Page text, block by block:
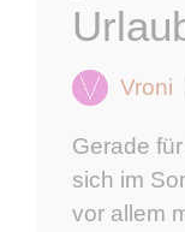
Vroni
Gerade
sich im
vor allem